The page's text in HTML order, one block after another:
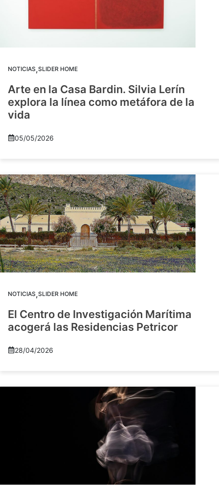
NOTICIAS,SLIDER HOME
Arte en la Casa Bardin. Silvia Lerín
explora la línea como metáfora de la
vida
05/05/2026
NOTICIAS,SLIDER HOME
El Centro de Investigación Marítima
acogerá las Residencias Petricor
28/04/2026